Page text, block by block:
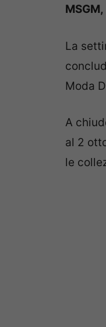
MSGM,
La
Moda
A
al 2
le